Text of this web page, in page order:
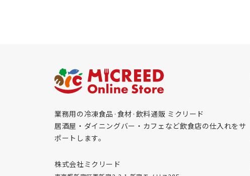
業務用の冷凍食品·食材·飲料通販 ミクリード
居酒屋・ダイニングバー・カフェなど飲食店の仕入れをサ
ポートします。
株式会社ミクリード